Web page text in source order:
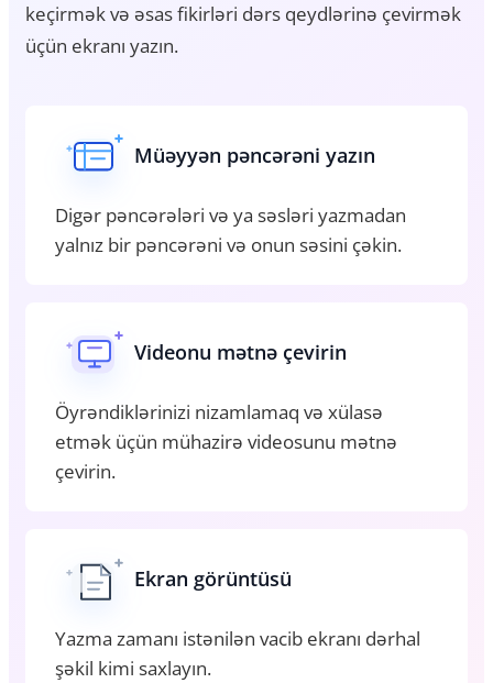
keçirmək və əsas fikirləri dərs qeydlərinə çevirmək
üçün ekranı yazın.
Müəyyən pəncərəni yazın
Digər pəncərələri və ya səsləri yazmadan
yalnız bir pəncərəni və onun səsini çəkin.
Videonu mətnə çevirin
Öyrəndiklərinizi nizamlamaq və xülasə
etmək üçün mühazirə videosunu mətnə
çevirin.
Ekran görüntüsü
Yazma zamanı istənilən vacib ekranı dərhal
şəkil kimi saxlayın.